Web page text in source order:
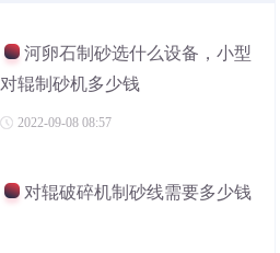
河卵石制砂选什么设备，小型
对辊制砂机多少钱
2022-09-08 08:57
对辊破碎机制砂线需要多少钱